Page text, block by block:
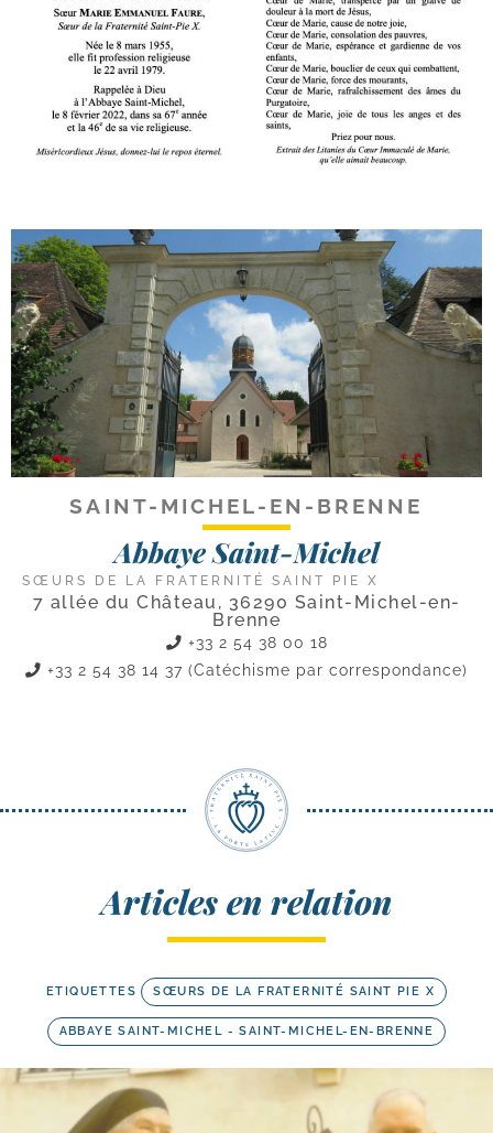
SAINT-MICHEL-EN-BRENNE
Abbaye Saint-Michel
SŒURS DE LA FRATERNITÉ SAINT PIE X
7 allée du Château, 36290 Saint-Michel-en-
Brenne
+33 2 54 38 00 18
+33 2 54 38 14 37 (Catéchisme par correspondance)
Articles en relation
ETIQUETTES SŒURS DE LA FRATERNITÉ SAINT PIE X
ABBAYE SAINT-MICHEL - SAINT-MICHEL-EN-BRENNE